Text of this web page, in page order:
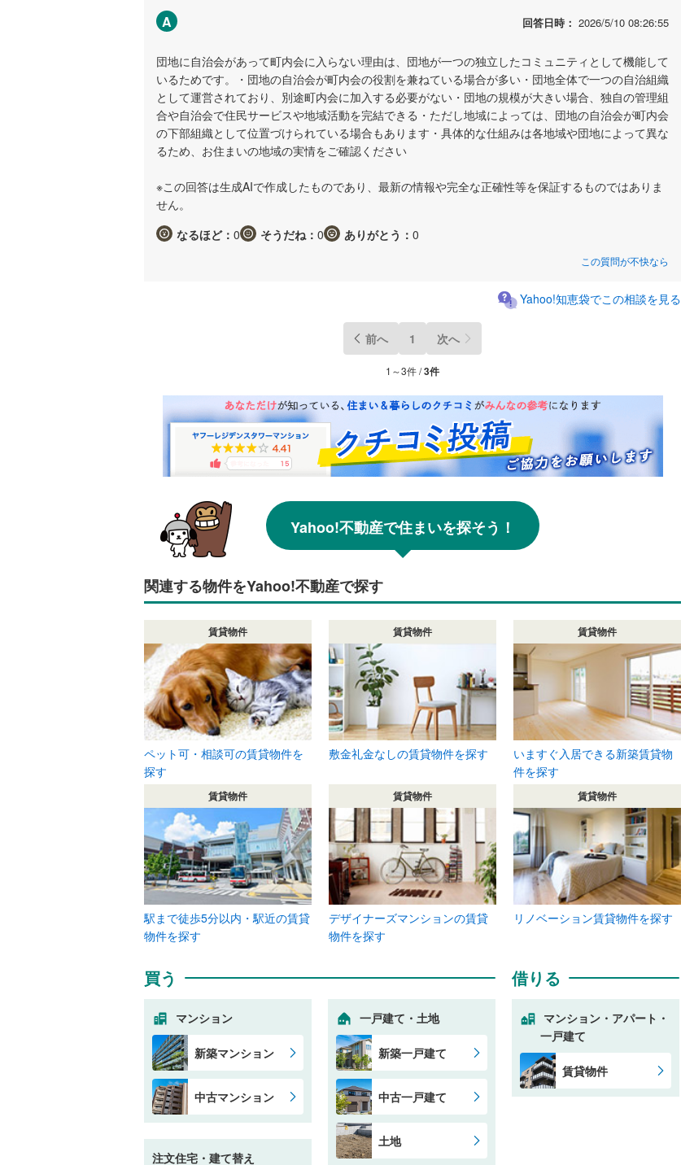
A 回答日時： 2026/5/10 08:26:55
団地に自治会があって町内会に入らない理由は、団地が一つの独立したコミュニティとして機能して
いるためです。・団地の自治会が町内会の役割を兼ねている場合が多い・団地全体で一つの自治組織
として運営されており、別途町内会に加入する必要がない・団地の規模が大きい場合、独自の管理組
合や自治会で住民サービスや地域活動を完結できる・ただし地域によっては、団地の自治会が町内会
の下部組織として位置づけられている場合もあります・具体的な仕組みは各地域や団地によって異な
るため、お住まいの地域の実情をご確認ください
※この回答は生成AIで作成したものであり、最新の情報や完全な正確性等を保証するものではありま
せん。
なるほど： 0 そうだね： 0 ありがとう： 0
この質問が不快なら
Yahoo!知恵袋でこの相談を見る
前へ 1 次へ
1～3件 /3件
Yahoo!不動産で住まいを探そう！
関連する物件をYahoo!不動産で探す
賃貸物件
ペット可・相談可の賃貸物件を
探す
賃貸物件
敷金礼金なしの賃貸物件を探す
賃貸物件
いますぐ入居できる新築賃貸物
件を探す
賃貸物件
駅まで徒歩5分以内・駅近の賃貸
物件を探す
賃貸物件
デザイナーズマンションの賃貸
物件を探す
賃貸物件
リノベーション賃貸物件を探す
買う
マンション
新築マンション
中古マンション
注文住宅・建て替え
一戸建て・土地
新築一戸建て
中古一戸建て
土地
借りる
マンション・アパート・
一戸建て
賃貸物件